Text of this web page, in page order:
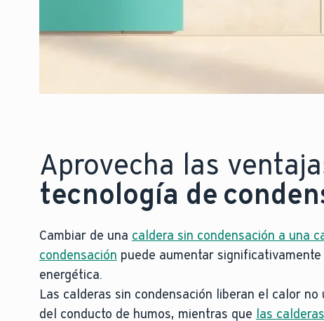
Aprovecha las
tecnología de
Cambiar de una caldera sin condensación a una
condensación puede aumentar
energética.
Las calderas sin condensación liberan el calor
del conducto de humos, mientras que las